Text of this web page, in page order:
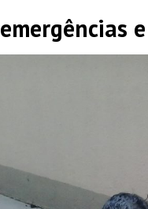
emergências